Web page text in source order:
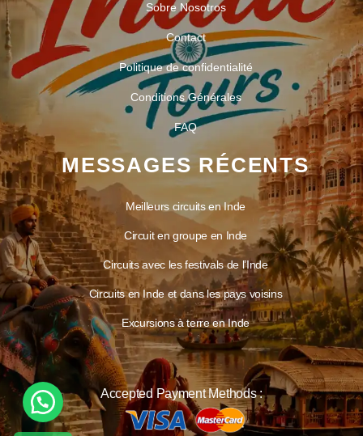
Sobre Nosotros
Contact
Politique de confidentialité
Conditions Générales
FAQ
MESSAGES RÉCENTS
Meilleurs circuits en Inde
Circuit en groupe en Inde
Circuits avec les festivals de l’Inde
Circuits en Inde et dans les pays voisins
Excursions à terre en Inde
Accepted Payment Methods :